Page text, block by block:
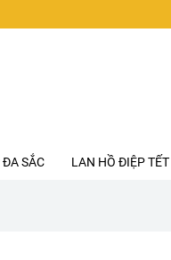
SẮC LAN HỒ ĐIỆP TẾT